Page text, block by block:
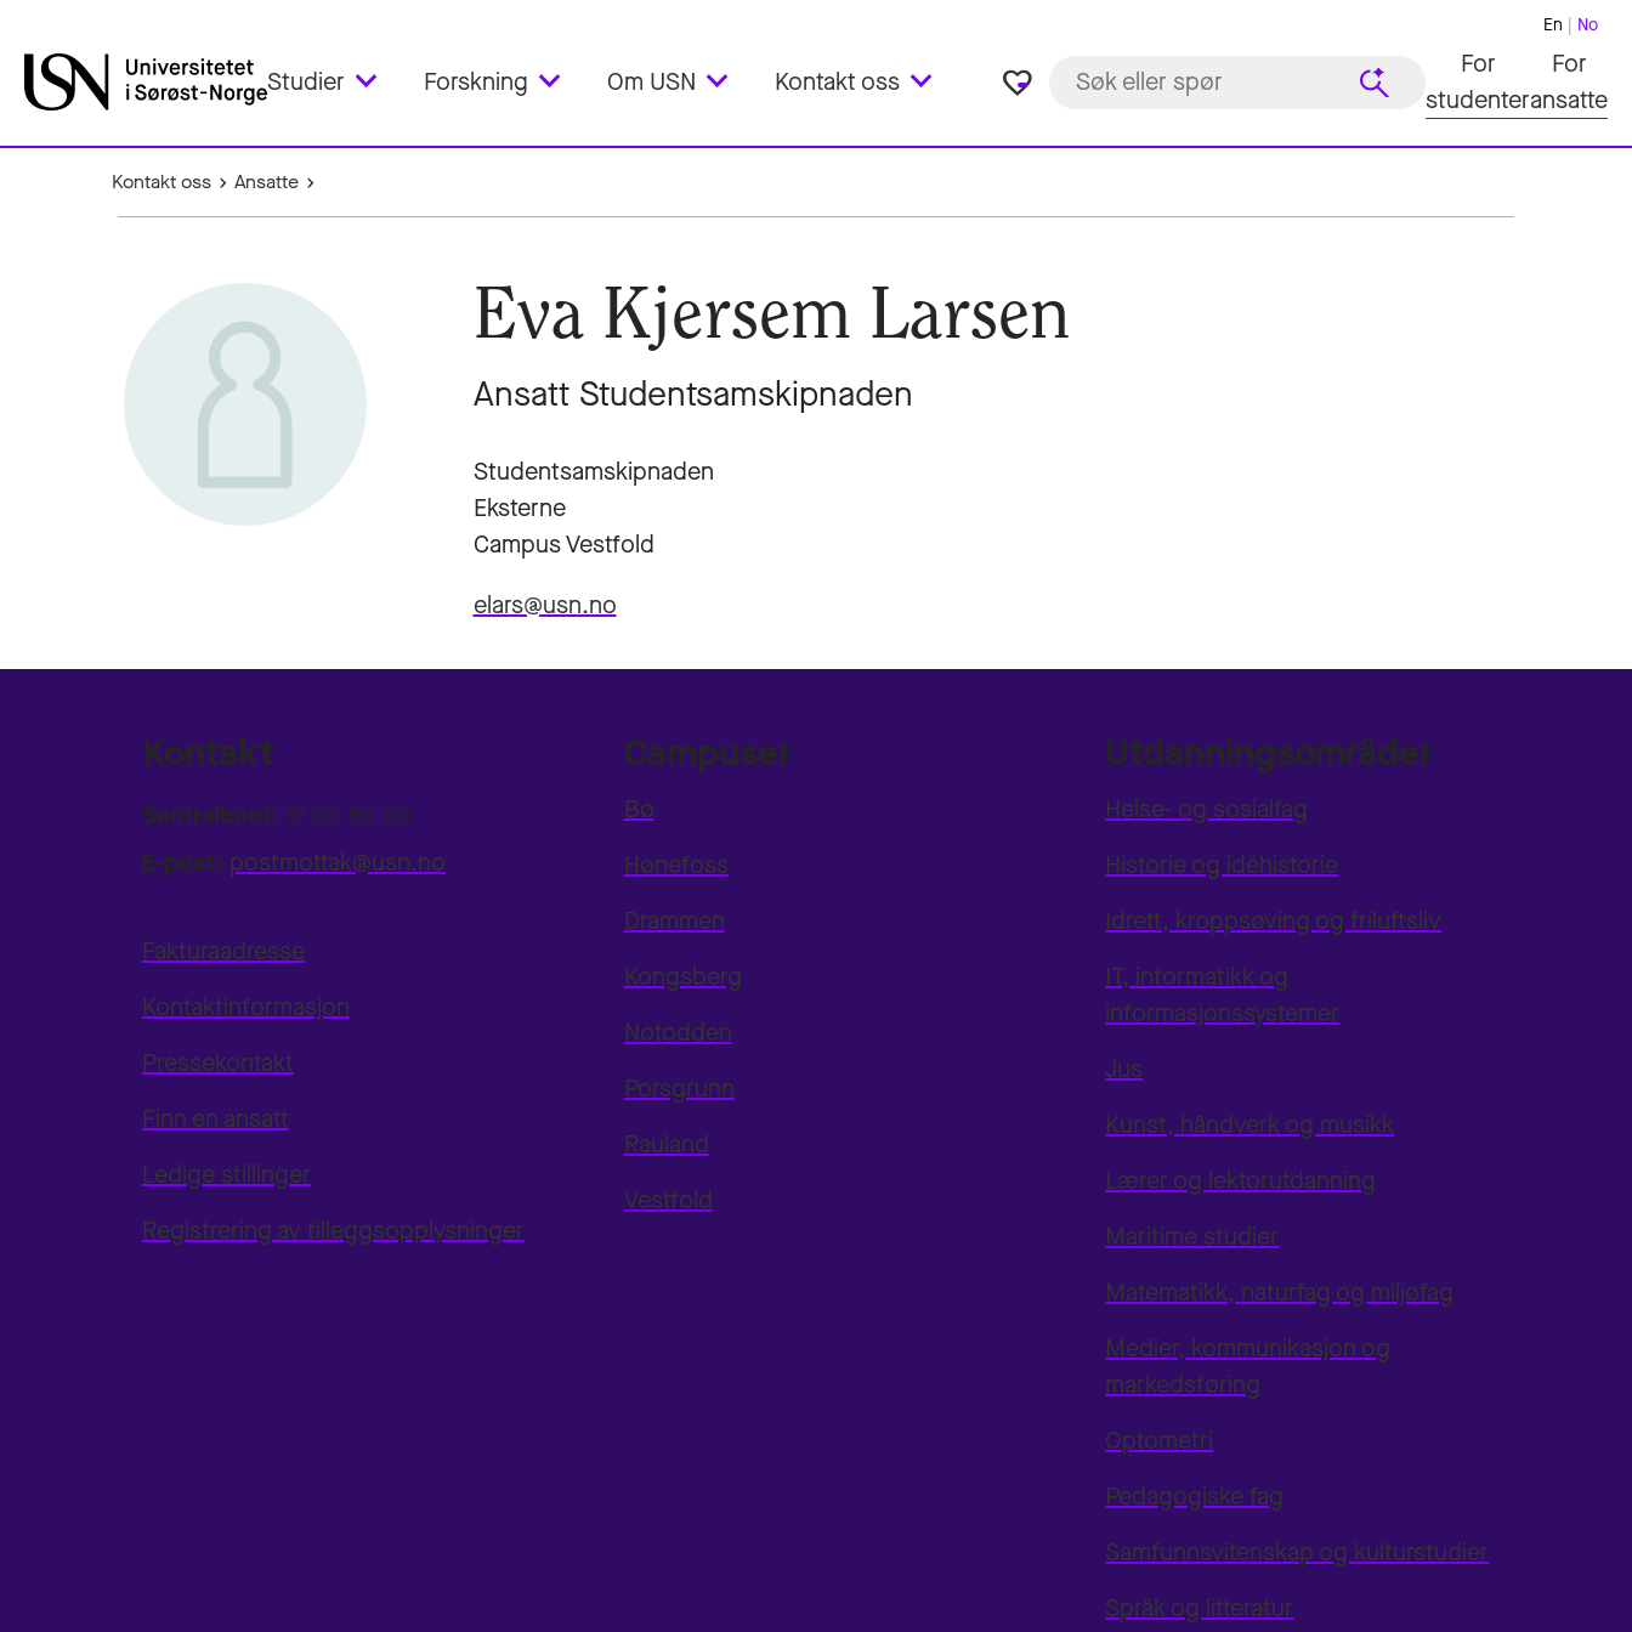
Studier Forskning Om USN Kontakt oss favorite_border
En No
For
studenter
For
ansatte
Kontakt oss Ansatte
Eva Kjersem Larsen
Ansatt Studentsamskipnaden
Studentsamskipnaden
Eksterne
Campus Vestfold
elars@usn.no
Kontakt
Sentralbord: 31 00 80 00
E-post: postmottak@usn.no
Fakturaadresse
Kontaktinformasjon
Pressekontakt
Finn en ansatt
Ledige stillinger
Registrering av tilleggsopplysninger
Campuser
Bø
Hønefoss
Drammen
Kongsberg
Notodden
Porsgrunn
Rauland
Vestfold
Utdanningsområder
Helse- og sosialfag
Historie og idéhistorie
Idrett, kroppsøving og friluftsliv
IT, informatikk og
informasjonssystemer
Jus
Kunst, håndverk og musikk
Lærer og lektorutdanning
Maritime studier
Matematikk, naturfag og miljøfag
Medier, kommunikasjon og
markedsføring
Optometri
Pedagogiske fag
Samfunnsvitenskap og kulturstudier
Språk og litteratur